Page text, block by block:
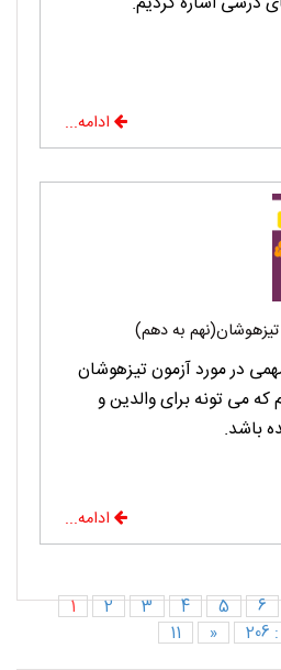
ادامه...
به دهم)
در مورد آزمون تیزهوشان
که می تونه برای والدین و
باشد.
ادامه...
1 2 3 4 5 6
11
«